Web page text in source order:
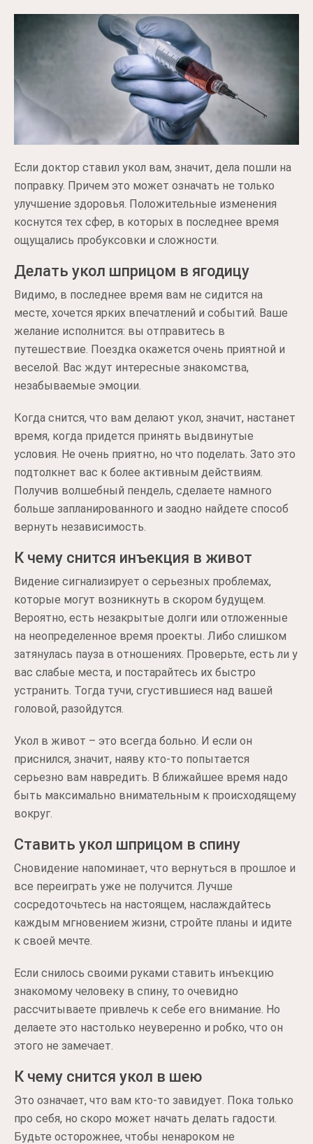
Если доктор ставил укол вам, значит, дела пошли на
поправку. Причем это может означать не только
улучшение здоровья. Положительные изменения
коснутся тех сфер, в которых в последнее время
ощущались пробуксовки и сложности.
Делать укол шприцом в ягодицу
Видимо, в последнее время вам не сидится на
месте, хочется ярких впечатлений и событий. Ваше
желание исполнится: вы отправитесь в
путешествие. Поездка окажется очень приятной и
веселой. Вас ждут интересные знакомства,
незабываемые эмоции.
Когда снится, что вам делают укол, значит, настанет
время, когда придется принять выдвинутые
условия. Не очень приятно, но что поделать. Зато это
подтолкнет вас к более активным действиям.
Получив волшебный пендель, сделаете намного
больше запланированного и заодно найдете способ
вернуть независимость.
К чему снится инъекция в живот
Видение сигнализирует о серьезных проблемах,
которые могут возникнуть в скором будущем.
Вероятно, есть незакрытые долги или отложенные
на неопределенное время проекты. Либо слишком
затянулась пауза в отношениях. Проверьте, есть ли у
вас слабые места, и постарайтесь их быстро
устранить. Тогда тучи, сгустившиеся над вашей
головой, разойдутся.
Укол в живот – это всегда больно. И если он
приснился, значит, наяву кто-то попытается
серьезно вам навредить. В ближайшее время надо
быть максимально внимательным к происходящему
вокруг.
Ставить укол шприцом в спину
Сновидение напоминает, что вернуться в прошлое и
все переиграть уже не получится. Лучше
сосредоточьтесь на настоящем, наслаждайтесь
каждым мгновением жизни, стройте планы и идите
к своей мечте.
Если снилось своими руками ставить инъекцию
знакомому человеку в спину, то очевидно
рассчитываете привлечь к себе его внимание. Но
делаете это настолько неуверенно и робко, что он
этого не замечает.
К чему снится укол в шею
Это означает, что вам кто-то завидует. Пока только
про себя, но скоро может начать делать гадости.
Будьте осторожнее, чтобы ненароком не